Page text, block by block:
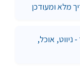
מלא ומעודכן
ניווט, אוכל,